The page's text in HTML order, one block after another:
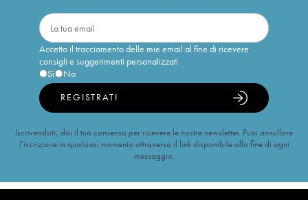
Accetto il tracciamento delle mie email al fine di ricevere
consigli e suggerimenti personalizzati
Sì
No
REGISTRATI
Iscrivendoti, dai il tuo consenso per ricevere le nostre newsletter. Puoi annullare
l’iscrizione in qualsiasi momento attraverso il link disponibile alla fine di ogni
messaggio.